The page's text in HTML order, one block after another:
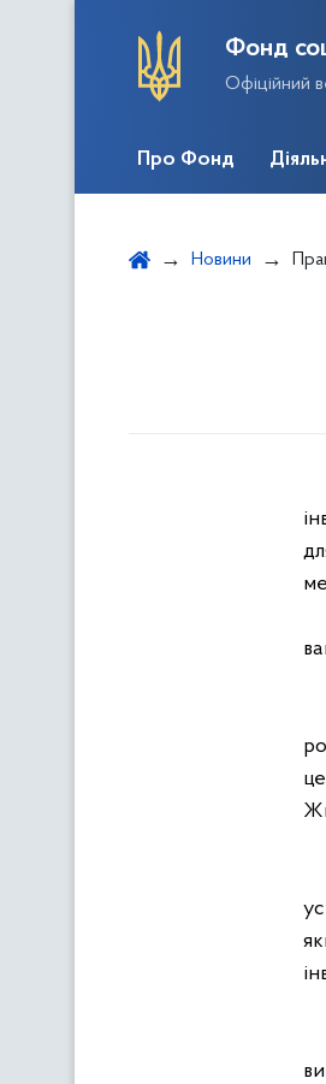
Фонд
Офіційний
Про Фонд
Новини